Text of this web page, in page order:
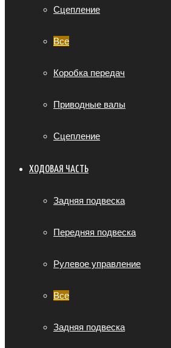
Сцепление
Все
Коробка передач
Приводные валы
Сцепление
ХОДОВАЯ ЧАСТЬ
Задняя подвеска
Передняя подвеска
Рулевое управление
Все
Задняя подвеска